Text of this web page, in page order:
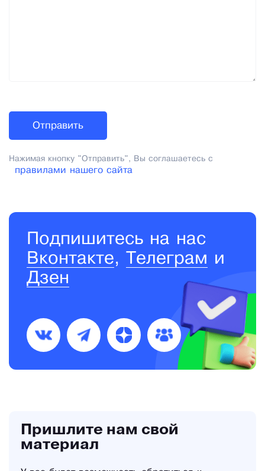
Нажимая кнопку "Отправить", Вы соглашаетесь с
правилами нашего сайта
Подпишитесь на нас
Вконтакте, Телеграм и
Дзен
Пришлите нам свой
материал